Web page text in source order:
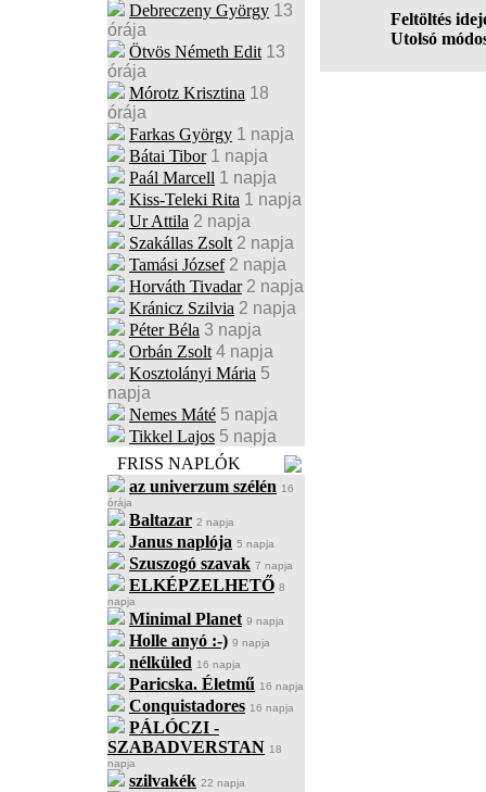
Debreczeny György 13
órája
Ötvös Németh Edit 13
órája
Mórotz Krisztina 18
órája
Farkas György 1 napja
Bátai Tibor 1 napja
Paál Marcell 1 napja
Kiss-Teleki Rita 1 napja
Ur Attila 2 napja
Szakállas Zsolt 2 napja
Tamási József 2 napja
Horváth Tivadar 2 napja
Kránicz Szilvia 2 napja
Péter Béla 3 napja
Orbán Zsolt 4 napja
Kosztolányi Mária 5
napja
Nemes Máté 5 napja
Tikkel Lajos 5 napja
FRISS NAPLÓK
az univerzum szélén 16
órája
Baltazar 2 napja
Janus naplója 5 napja
Szuszogó szavak 7 napja
ELKÉPZELHETŐ 8
napja
Minimal Planet 9 napja
Holle anyó :-) 9 napja
nélküled 16 napja
Paricska. Életmű 16 napja
Conquistadores 16 napja
PÁLÓCZI -
SZABADVERSTAN 18
napja
szilvakék 22 napja
Feltöltés
Utolsó